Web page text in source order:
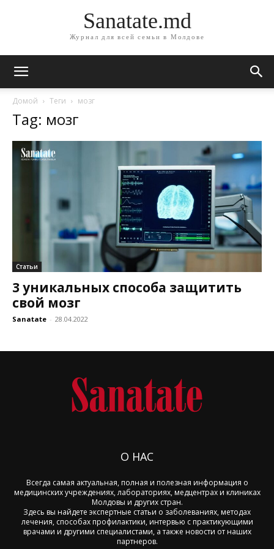
Sanatate.md
Журнал для всей семьи в Молдове
Домой Теги мозг
Tag: мозг
Статьи
3 уникальных способа защитить
свой мозг
Sanatate - 28.04.2022
О НАС
Всегда самая актуальная, полная и полезная информация о
медицинских учреждениях, лабораториях, медцентрах и клиниках
Молдовы и других стран.
Здесь вы найдете экспертные статьи о заболеваниях, методах
лечения, способах профилактики, интервью с практикующими
врачами и другими специалистами, а также новости от наших
партнеров.